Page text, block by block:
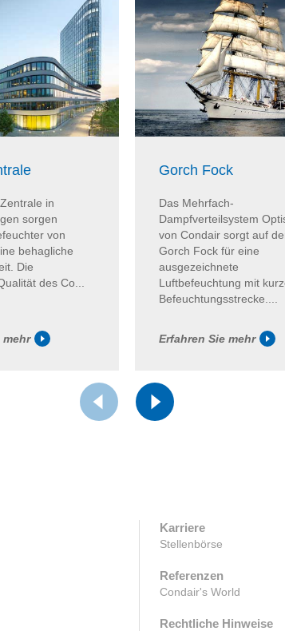
in
sorgen
von
behagliche
Die
des Co...
mehr
Gorch Fock
Das Mehrfach-
Dampfverteilsystem
von Condair sorgt auf
Gorch Fock für eine
ausgezeichnete
Luftbefeuchtung mit
Befeuchtungsstrecke....
Erfahren Sie mehr
Karriere
Stellenbörse
Referenzen
Condair's World
Rechtliche Hinweise